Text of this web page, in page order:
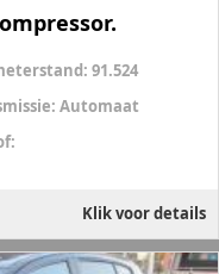
91.524
Automaat
Klik voor details